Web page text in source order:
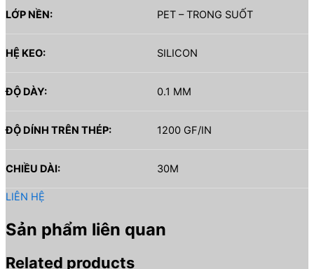
LỚP NỀN: PET – TRONG SUỐT
HỆ KEO: SILICON
ĐỘ DÀY: 0.1 MM
ĐỘ DÍNH TRÊN THÉP: 1200 GF/IN
CHIỀU DÀI: 30M
LIÊN HỆ
Sản phẩm liên quan
Related products